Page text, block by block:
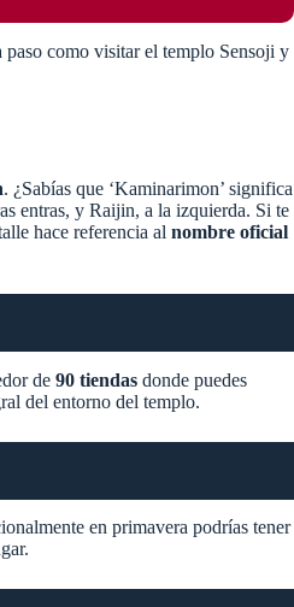
paso como visitar el templo Sensoji y
. ¿Sabías que ‘Kaminarimon’ significa
entras, y Raijin, a la izquierda. Si te
hace referencia al nombre oficial
de 90 tiendas donde puedes
del entorno del templo.
en primavera podrías tener